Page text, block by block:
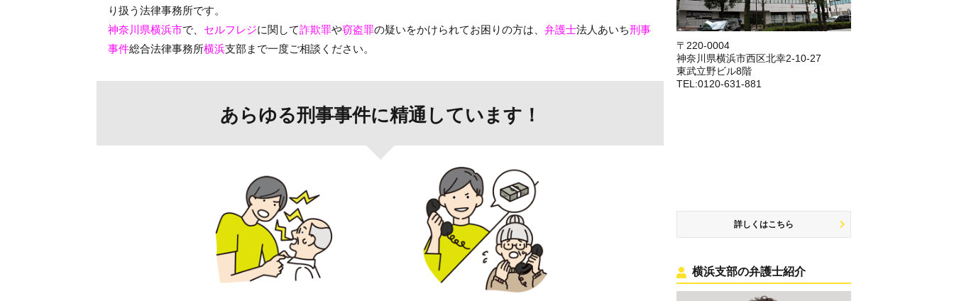
り扱う法律事務所です。
神奈川県横浜市で、 セルフレジに関して詐欺罪や窃盗罪の疑いをかけられてお困りの方は、 弁護士法人あいち刑事
事件総合法律事務所横浜支部まで一度ご相談ください。
あらゆる刑事事件に精通しています！
〒220-0004
神奈川県横浜市西区北幸2-10-27
東武立野ビル8階
TEL:0120-631-881
詳しくはこちら
横浜支部の弁護士紹介